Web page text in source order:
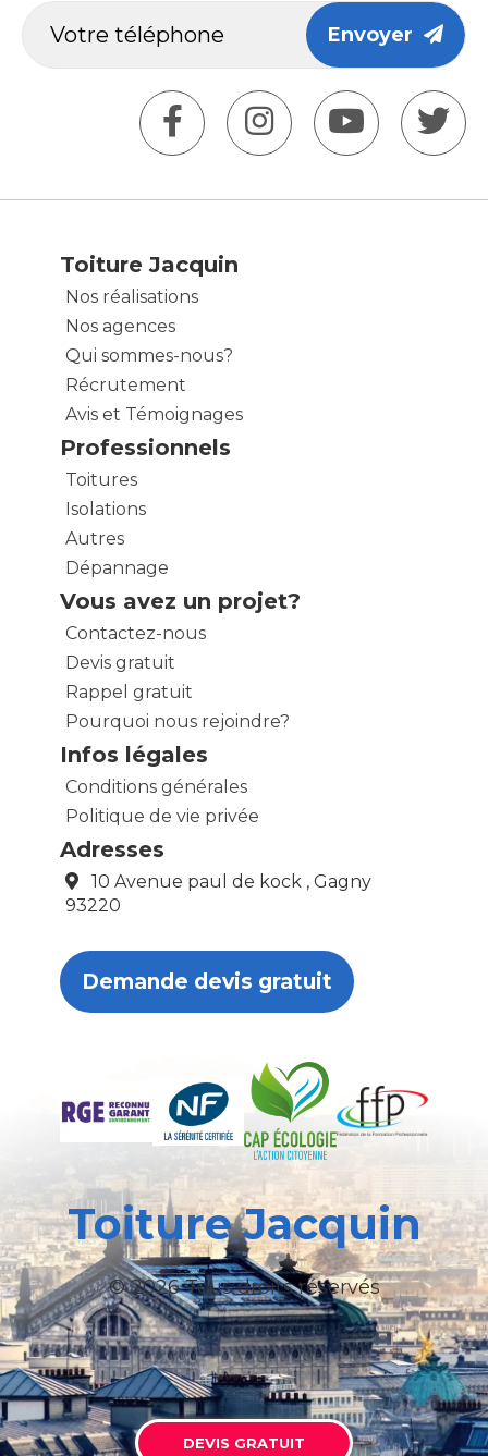
Envoyer
Toiture Jacquin
Nos réalisations
Nos agences
Qui sommes-nous?
Récrutement
Avis et Témoignages
Professionnels
Toitures
Isolations
Autres
Dépannage
Vous avez un projet?
Contactez-nous
Devis gratuit
Rappel gratuit
Pourquoi nous rejoindre?
Infos légales
Conditions générales
Politique de vie privée
Adresses
10 Avenue paul de kock , Gagny
93220
Demande devis gratuit
Toiture Jacquin
© 2026 Tous droits réservés
DEVIS GRATUIT